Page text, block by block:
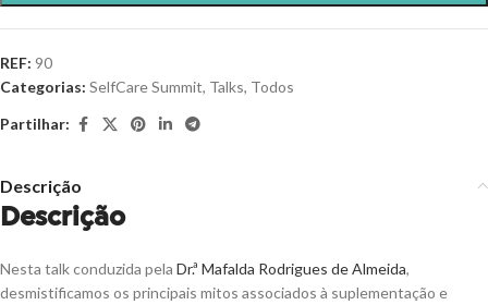
REF: 90
Categorias: SelfCare Summit, Talks, Todos
Partilhar:
Descrição
Descrição
Nesta talk conduzida pela Dr.ª Mafalda Rodrigues de Almeida,
desmistificamos os principais mitos associados à suplementação e